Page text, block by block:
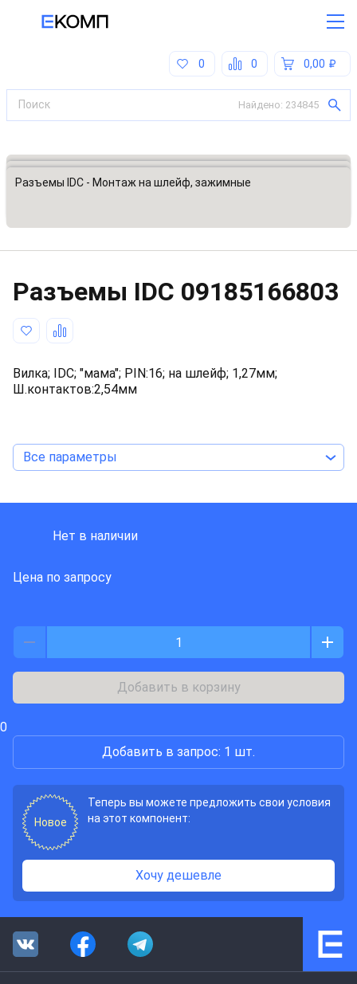
0,00
0
0
Найдено: 234845
Все категории
Разъемы, соединители
Разъемы IDC - Монтаж на шлейф, зажимные
Разъeмы IDC 09185166803
Вилка; IDC; "мама"; PIN:16; на шлейф; 1,27мм;
Ш.контактов:2,54мм
Все параметры
Нет в наличии
Цена по запросу
Добавить в корзину
0
Добавить в запрос: 1 шт.
Новое
Теперь вы можете предложить свои условия
на этот компонент:
Хочу дешевле